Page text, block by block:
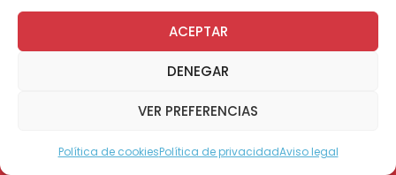
ACEPTAR
DENEGAR
VER PREFERENCIAS
Política de cookiesPolítica de privacidadAviso legal
Programa Abre: Voluntariado
de Teletón mejoró
viviendas a nivel nacional
LEER MÁS Modo Accesible